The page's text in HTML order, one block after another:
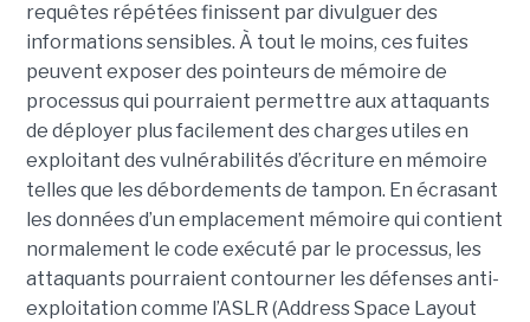
requêtes répétées finissent par divulguer des
informations sensibles. À tout le moins, ces fuites
peuvent exposer des pointeurs de mémoire de
processus qui pourraient permettre aux attaquants
de déployer plus facilement des charges utiles en
exploitant des vulnérabilités d’écriture en mémoire
telles que les débordements de tampon. En écrasant
les données d’un emplacement mémoire qui contient
normalement le code exécuté par le processus, les
attaquants pourraient contourner les défenses anti-
exploitation comme l’ASLR (Address Space Layout